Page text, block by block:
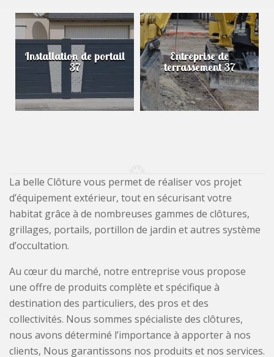
Installation de portail
37
Entreprise de
terrassement 37
La belle Clôture vous permet de réaliser vos projet
d’équipement extérieur, tout en sécurisant votre
habitat grâce à de nombreuses gammes de clôtures,
grillages, portails, portillon de jardin et autres système
d’occultation.
Au cœur du marché, notre entreprise vous propose
une offre de produits complète et spécifique à
destination des particuliers, des pros et des
collectivités. Nous sommes spécialiste des clôtures,
nous avons déterminé l’importance à apporter à nos
clients, Nous garantissons nos produits et nos services.